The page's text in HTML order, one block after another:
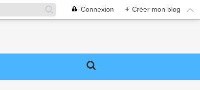
Connexion + Créer mon blog